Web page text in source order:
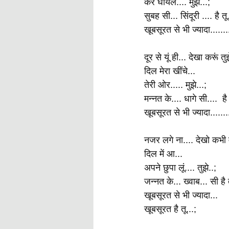
करें घायल.... मुझे...;
सुबह सी... सिंदूरी .... है
खूबसूरत से भी
दूर से यूं ही... देखा करूं
दिल मेरा खींचे...
तेरी ओर..... मुझे...;
मन्नत के.... धागे सी....
खूबसूरत से भी
नजर लगे ना.... देखो
दिल में आ...
अपने छुपा लूं.... तुझे..;
जन्नत के... ख्वाब... सी है
खूबसूरत से भी ज्यादा...
खूबसूरत है तू...;